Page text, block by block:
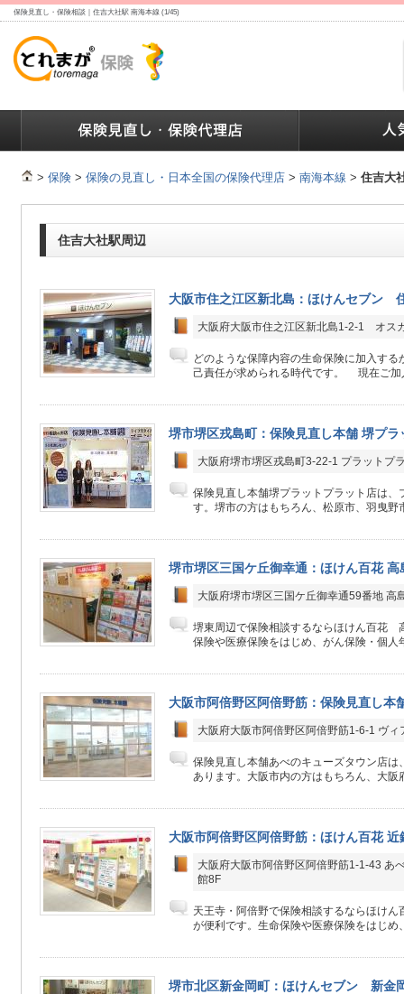
保険見直し・保険相談｜住吉大社駅 南海本線 (1/45)
> 保険 > 保険の見直し・日本全国の保険代理店 > 南海本線 > 住吉大
住吉大社駅周辺
大阪市住之江区新北島：ほけんセブン
大阪府大阪市住之江区新北島1-2-1 オス
どのような保障内容の生命保険に加入す
己責任が求められる時代です。 現在ご加
堺市堺区戎島町：保険見直し本舗 堺プラ
大阪府堺市堺区戎島町3-22-1 プラットプ
保険見直し本舗堺プラットプラット店は、
す。堺市の方はもちろん、松原市、羽曳野
堺市堺区三国ケ丘御幸通：ほけん百花 高
大阪府堺市堺区三国ケ丘御幸通59番地 高
堺東周辺で保険相談するならほけん百花
保険や医療保険をはじめ、がん保険・個人
大阪市阿倍野区阿倍野筋：保険見直し本
大阪府大阪市阿倍野区阿倍野筋1-6-1 ヴィ
保険見直し本舗あべのキューズタウン店は
あります。大阪市内の方はもちろん、大阪
大阪市阿倍野区阿倍野筋：ほけん百花
大阪府大阪市阿倍野区阿倍野筋1-1-43 あ
館8F
天王寺・阿倍野で保険相談するならほけ
が便利です。生命保険や医療保険をはじめ
堺市北区新金岡町：ほけんセブン 新金